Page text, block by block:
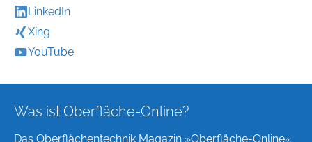
LinkedIn
Xing
YouTube
Was ist Oberfläche-Online?
Das Oberflächentechnik Magazin »Oberfläche-Online«